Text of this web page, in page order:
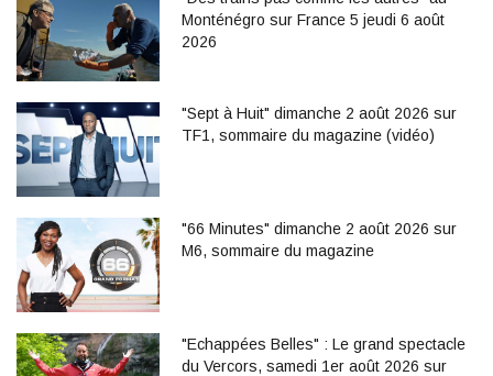
Monténégro sur France 5 jeudi 6 août
2026
"Sept à Huit" dimanche 2 août 2026 sur
TF1, sommaire du magazine (vidéo)
"66 Minutes" dimanche 2 août 2026 sur
M6, sommaire du magazine
"Echappées Belles" : Le grand spectacle
du Vercors, samedi 1er août 2026 sur